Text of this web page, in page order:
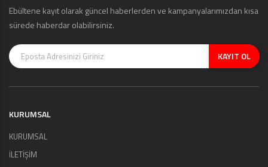
Ebültene kayıt olarak güncel haberlerden ve kampanyalarımızdan kısa
sürede haberdar olabilirsiniz.
KAYIT OL
KURUMSAL
KURUMSAL
İLETİŞİM